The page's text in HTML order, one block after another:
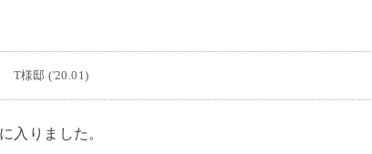
T様邸 ('20.01)
入りました。